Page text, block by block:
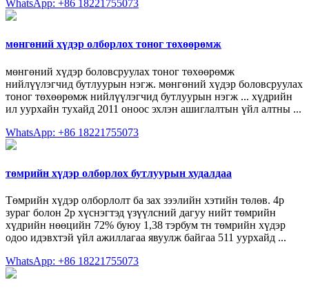
WhatsApp: +86 18221755073
мөнгөний хүдэр олборлох тоног төхөөрөмж
мөнгөний хүдэр боловсруулах тоног төхөөрөмж
нийлүүлэгчид бутлуурын нэгж. мөнгөний хүдэр боловсруулах
тоног төхөөрөмж нийлүүлэгчид бутлуурын нэгж ... хүдрийн
ил уурхайн тухайд 2011 оноос эхлэн ашиглалтын үйл алтны ...
WhatsApp: +86 18221755073
төмрийн хүдэр олборлох бутлуурын худалдаа
Төмрийн хүдэр олборлолт ба зах зээлийн хэтийн төлөв. 4р
зураг болон 2р хүснэгтэд үзүүлсний дагуу нийт төмрийн
хүдрийн нөөцийн 72% буюу 1,38 тэрбум тн төмрийн хүдэр
одоо идэвхтэй үйл ажиллагаа явуулж байгаа 511 уурхайд ...
WhatsApp: +86 18221755073